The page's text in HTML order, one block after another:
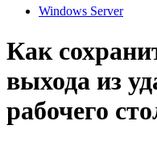
Windows Server
Как
выхода из
рабочего